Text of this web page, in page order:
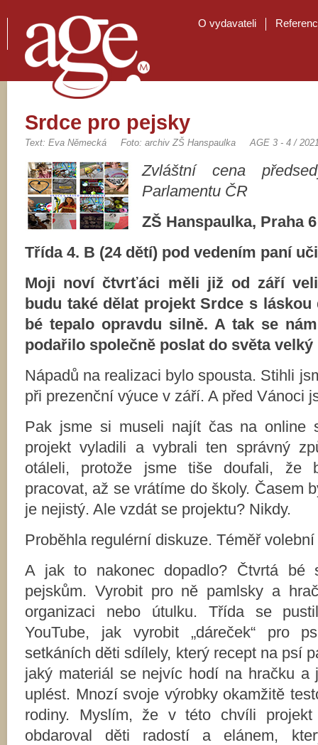
O vydavateli
Srdce pro pejsky
Text: Eva Německá Foto: archiv ZŠ Hanspaulka AGE 3 - 4 /
Zvláštní cena
Parlamentu ČR
ZŠ Hanspaulka, Praha 6
Třída 4. B (24 dětí) pod vedením paní
Moji noví čtvrťáci měli již od září
budu také dělat projekt Srdce s
bé tepalo opravdu silně. A tak se
podařilo společně poslat do světa
Nápadů na realizaci bylo spousta. Stihli
při prezenční výuce v září. A před Vánoci
Pak jsme si museli najít čas na online
projekt vyladili a vybrali ten správný
otáleli, protože jsme tiše doufali, že
pracovat, až se vrátíme do školy. Časem
je nejistý. Ale vzdát se projektu? Nikdy.
Proběhla regulérní diskuze. Téměř
A jak to nakonec dopadlo? Čtvrtá bé
pejskům. Vyrobit pro ně pamlsky a
organizaci nebo útulku. Třída se
YouTube, jak vyrobit „dáreček“ pro
setkáních děti sdílely, který recept na psí
jaký materiál se nejvíc hodí na hračku a
uplést. Mnozí svoje výrobky okamžitě
rodiny. Myslím, že v této chvíli
obdaroval děti radostí a elánem,